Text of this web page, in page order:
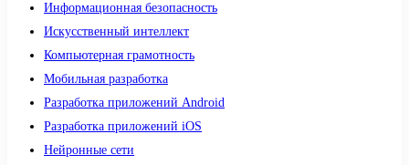
Информационная безопасность
Искусственный интеллект
Компьютерная грамотность
Мобильная разработка
Разработка приложений Android
Разработка приложений iOS
Нейронные сети